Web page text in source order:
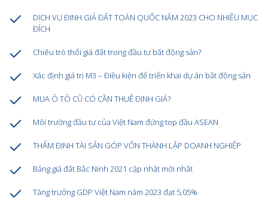
DỊCH VỤ ĐỊNH GIÁ ĐẤT TOÀN QUỐC NĂM 2023 CHO NHIỀU MỤC
ĐÍCH
Chiêu trò thổi giá đất trong đầu tư bất động sản?
Xác định giá trị M3 – Điều kiện để triển khai dự án bất động sản
MUA Ô TÔ CŨ CÓ CẦN THUÊ ĐỊNH GIÁ?
Môi trường đầu tư của Việt Nam đứng top đầu ASEAN
THẨM ĐỊNH TÀI SẢN GÓP VỐN THÀNH LẬP DOANH NGHIỆP
Bảng giá đất Bắc Ninh 2021 cập nhật mới nhất
Tăng trưởng GDP Việt Nam năm 2023 đạt 5,05%